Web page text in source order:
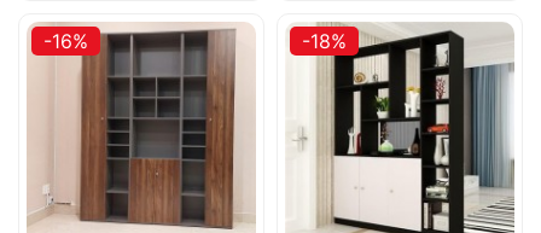
-16% -18%